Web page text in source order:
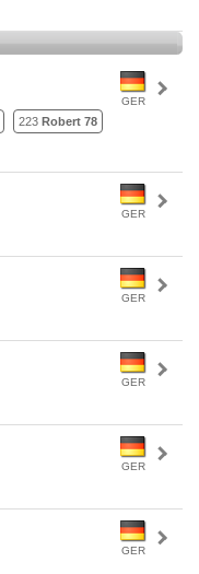
GER
223 Robert 78
GER
GER
GER
GER
GER